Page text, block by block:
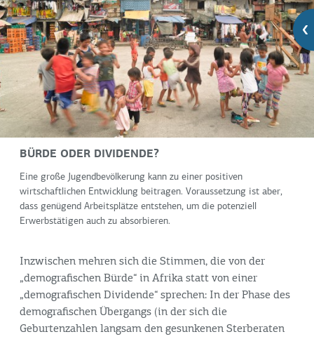
BÜRDE ODER DIVIDENDE?
Eine große Jugendbevölkerung kann zu einer positiven
wirtschaftlichen Entwicklung beitragen. Voraussetzung ist aber,
dass genügend Arbeitsplätze entstehen, um die potenziell
Erwerbstätigen auch zu absorbieren.
Inzwischen mehren sich die Stimmen, die von der
„demografischen Bürde“ in Afrika statt von einer
„demografischen Dividende“ sprechen: In der Phase des
demografischen Übergangs (in der sich die
Geburtenzahlen langsam den gesunkenen Sterberaten